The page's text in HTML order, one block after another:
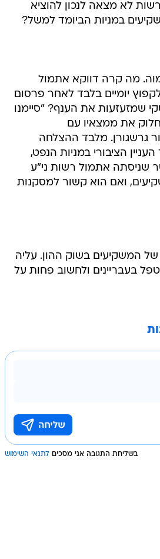
לא מצאה לנכון להוציא
במניות הביומד למשל?
מה קרה דווקא אתמול
יומיים בלבד לאחר פרסום
שמזעזעות את הענף? "סיימנו
את ממצאיו עם
גרשגורן. מלבד ההצלחה
הציבורי במניות הנפט,
שניסתה אתמול רשות ני"ע
ואם הוא קשור למסקנות
של המשקיעים בשוק ההון. עליה
בעבריינים ולחשוב פחות על
בשליחת התגובה אני מסכים לתנאי השימוש